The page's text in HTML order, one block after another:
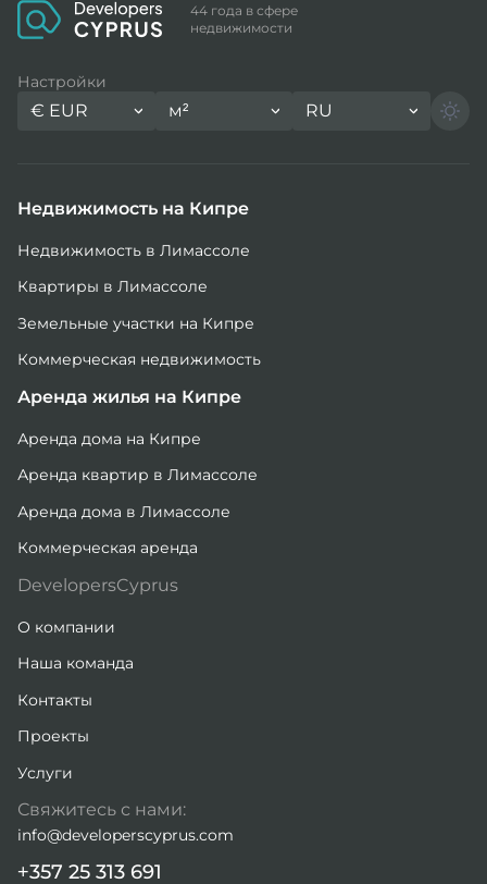
44 года в сфере
недвижимости
Настройки
€ EUR м² RU
Недвижимость на Кипре
Недвижимость в Лимассоле
Квартиры в Лимассоле
Земельные участки на Кипре
Коммерческая недвижимость
Аренда жилья на Кипре
Аренда дома на Кипре
Аренда квартир в Лимассоле
Аренда дома в Лимассоле
Коммерческая аренда
DevelopersCyprus
О компании
Наша команда
Контакты
Проекты
Услуги
Свяжитесь с нами:
info@developerscyprus.com
+357 25 313 691